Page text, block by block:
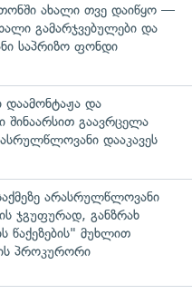
ახალი თვე დაიწყო —
გამარჯვებულები და
საპრიზო ფონდი
დაამონტაჟა და
გაავრცელა
დააკავეს
არასრულწლოვანი
ჯგუფურად, განზრახ
წაქეზების" მუხლით
პროკურორი